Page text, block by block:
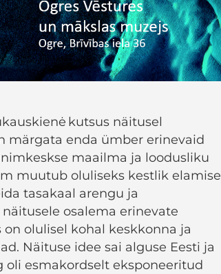
kutsus näitusel
märgata enda ümber erinevaid
maailma ja loodusliku
muutub oluliseks kestlik elamise
tasakaal arengu ja
osalema erinevate
olulisel kohal keskkonna ja
Näituse idee sai alguse Eesti ja
esmakordselt eksponeeritud